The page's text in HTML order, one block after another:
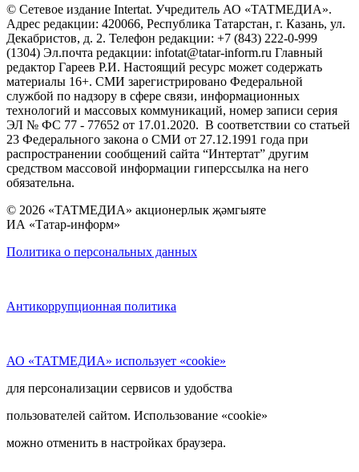
© Сетевое издание Intertat. Учредитель АО «ТАТМЕДИА».
Адрес редакции: 420066, Республика Татарстан, г. Казань, ул.
Декабристов, д. 2. Телефон редакции: +7 (843) 222-0-999
(1304) Эл.почта редакции: infotat@tatar-inform.ru Главный
редактор Гареев Р.И. Настоящий ресурс может содержать
материалы 16+. СМИ зарегистрировано Федеральной
службой по надзору в сфере связи, информационных
технологий и массовых коммуникаций, номер записи серия
ЭЛ № ФС 77 - 77652 от 17.01.2020. В соответствии со статьей
23 Федерального закона о СМИ от 27.12.1991 года при
распространении сообщений сайта “Интертат” другим
средством массовой информации гиперссылка на него
обязательна.
© 2026 «ТАТМЕДИА» акционерлык җәмгыяте
ИА «Татар-информ»
Политика о персональных данных
Антикоррупционная политика
АО «ТАТМЕДИА» использует «cookie»
для персонализации сервисов и удобства
пользователей сайтом. Использование «cookie»
можно отменить в настройках браузера.